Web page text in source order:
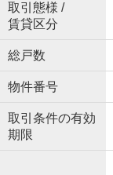
取引態様 /
賃貸区分
総戸数
物件番号
取引条件の有効
期限